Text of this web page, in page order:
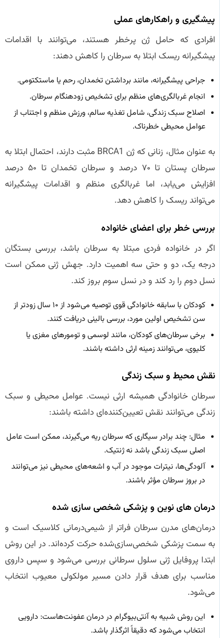
پیشگیری و راهکارهای عملی
افرادی که حامل ژن پرخطر هستند، می‌توانند با اقدامات
پیشگیرانه ریسک ابتلا به سرطان را کاهش دهند:
جراحی پیشگیرانه، مانند برداشتن تخمدان، رحم یا ماستکتومی.
انجام غربالگری‌های منظم برای تشخیص زودهنگام سرطان.
اصلاح سبک زندگی، شامل تغذیه سالم، ورزش منظم و اجتناب از
عوامل محیطی خطرناک.
به عنوان مثال، زنانی که ژن BRCA1 مثبت دارند، احتمال ابتلا به
سرطان پستان تا ۷۰ درصد و سرطان تخمدان تا ۵۰ درصد
افزایش می‌یابد، اما غربالگری منظم و اقدامات پیشگیرانه
می‌تواند ریسک را کاهش دهد.
بررسی خطر برای اعضای خانواده
اگر در خانواده فردی مبتلا به سرطان باشد، بررسی بستگان
درجه یک، دو و حتی سه اهمیت دارد. جهش ژنی ممکن است
نسل دوم را رد کند و در نسل سوم بروز کند.
کودکان با سابقه خانوادگی قوی توصیه می‌شود از ۱۰ سال زودتر از
سن تشخیص اولین مورد، بررسی بالینی دریافت کنند.
برخی سرطان‌های کودکان، مانند لوسمی و تومورهای مغزی یا
کلیوی، می‌توانند زمینه ارثی داشته باشند.
نقش محیط و سبک زندگی
سرطان خانوادگی همیشه ارثی نیست. عوامل محیطی و سبک
زندگی می‌توانند نقش تعیین‌کننده‌ای داشته باشند:
مثال: چند برادر سیگاری که سرطان ریه می‌گیرند، ممکن است عامل
اصلی سبک زندگی باشد نه ژنتیک.
آلودگی‌ها، نیترات موجود در آب و اشعه‌های محیطی نیز می‌توانند
در بروز سرطان مؤثر باشند.
درمان‌ های نوین و پزشکی شخصی‌ سازی‌ شده
درمان‌های مدرن سرطان فراتر از شیمی‌درمانی کلاسیک است و
به سمت پزشکی شخصی‌سازی‌شده حرکت کرده‌اند. در این روش
ابتدا پروفایل ژنی سلول سرطانی بررسی می‌شود و سپس داروی
مناسب برای هدف قرار دادن مسیر مولکولی معیوب انتخاب
می‌شود.
این روش شبیه به آنتی‌بیوگرام در درمان عفونت‌هاست: دارویی
انتخاب می‌شود که دقیقاً اثرگذار باشد.